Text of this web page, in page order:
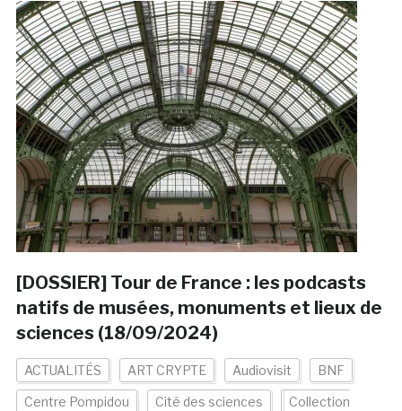
[DOSSIER] Tour de France : les podcasts
natifs de musées, monuments et lieux de
sciences (18/09/2024)
ACTUALITÉS ART CRYPTE Audiovisit BNF
Centre Pompidou Cité des sciences Collection